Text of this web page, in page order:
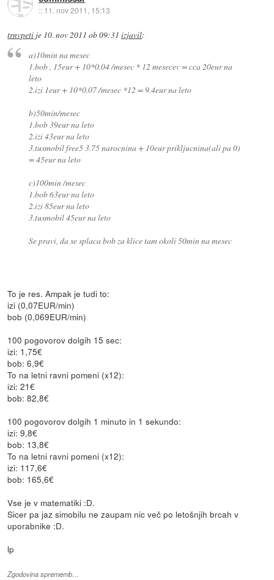
:: 11. nov 2011, 15:13
trnvpeti je 10. nov 2011 ob 09:31 izjavil:
a)10min na mesec
1.bob , 15eur + 10*0.04 /mesec * 12 mesecev = cca 20eur na
leto
2.izi 1eur + 10*0.07 /mesec *12 = 9.4eur na leto
b)50min/mesec
1.bob 39eur na leto
2.izi 43eur na leto
3.tusmobil free5 3.75 narocnina + 10eur prikljucnina(ali pa 0)
= 45eur na leto
c)100min /mesec
1.bob 63eur na leto
2.izi 85eur na leto
3.tusmobil 45eur na leto
Se pravi, da se splaca bob za klice tam okoli 50min na mesec
To je res. Ampak je tudi to:
izi (0,07EUR/min)
bob (0,069EUR/min)
100 pogovorov dolgih 15 sec:
izi: 1,75€
bob: 6,9€
To na letni ravni pomeni (x12):
izi: 21€
bob: 82,8€
100 pogovorov dolgih 1 minuto in 1 sekundo:
izi: 9,8€
bob: 13,8€
To na letni ravni pomeni (x12):
izi: 117,6€
bob: 165,6€
Vse je v matematiki :D.
Sicer pa jaz simobilu ne zaupam nic več po letošnjih brcah v
uporabnike :D.
lp
Zgodovina sprememb…